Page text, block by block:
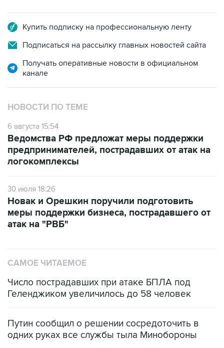
Купить подписку на профессиональную ленту
Подписаться на рассылку главных новостей сайта
Получать оперативные новости в официальном
канале
НОВОСТИ ПО ТЕМЕ
6 августа 15:54
Ведомства РФ предложат меры поддержки
предпринимателей, пострадавших от атак на
логокомплексы
30 июля 18:26
Новак и Орешкин поручили подготовить
меры поддержки бизнеса, пострадавшего от
атак на "РВБ"
САМОЕ ЧИТАЕМОЕ
Число пострадавших при атаке БПЛА под
Геленджиком увеличилось до 58 человек
Путин сообщил о решении сосредоточить в
одних руках все службы тыла Минобороны